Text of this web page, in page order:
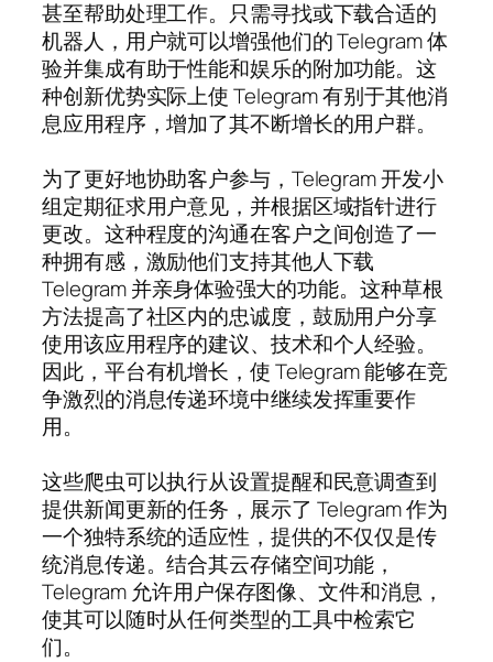
甚至帮助处理工作。只需寻找或下载合适的
机器人，用户就可以增强他们的 Telegram 体
验并集成有助于性能和娱乐的附加功能。这
种创新优势实际上使 Telegram 有别于其他消
息应用程序，增加了其不断增长的用户群。
为了更好地协助客户参与，Telegram 开发小
组定期征求用户意见，并根据区域指针进行
更改。这种程度的沟通在客户之间创造了一
种拥有感，激励他们支持其他人下载
Telegram 并亲身体验强大的功能。这种草根
方法提高了社区内的忠诚度，鼓励用户分享
使用该应用程序的建议、技术和个人经验。
因此，平台有机增长，使 Telegram 能够在竞
争激烈的消息传递环境中继续发挥重要作
用。
这些爬虫可以执行从设置提醒和民意调查到
提供新闻更新的任务，展示了 Telegram 作为
一个独特系统的适应性，提供的不仅仅是传
统消息传递。结合其云存储空间功能，
Telegram 允许用户保存图像、文件和消息，
使其可以随时从任何类型的工具中检索它
们。